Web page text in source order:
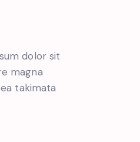
dolor sit
magna
takimata